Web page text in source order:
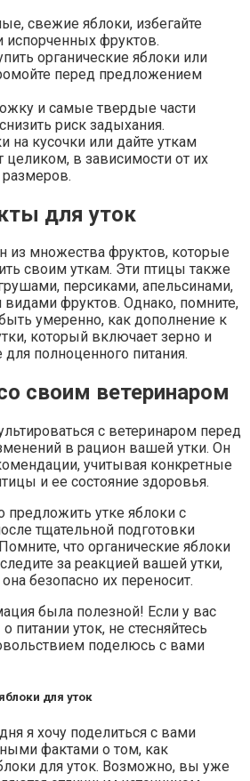
свежие яблоки, избегайте
испорченных фруктов.
органические яблоки или
перед предложением
и самые твердые части
риск задыхания.
на кусочки или дайте уткам
целиком, в зависимости от их
для уток
из множества фруктов, которые
своим уткам. Эти птицы также
персиками, апельсинами,
видами фруктов. Однако, помните,
умеренно, как дополнение к
который включает зерно и
полноценного питания.
своим ветеринаром
с ветеринаром перед
в рацион вашей утки. Он
учитывая конкретные
и ее состояние здоровья.
утке яблоки с
тщательной подготовки
что органические яблоки
за реакцией вашей утки,
безопасно их переносит.
была полезной! Если у вас
питании уток, не стесняйтесь
поделюсь с вами
для уток
я хочу поделиться с вами
фактами о том, как
для уток. Возможно, вы уже